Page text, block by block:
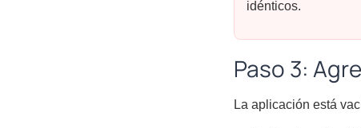
idénticos.
Paso 3:
La aplicación está